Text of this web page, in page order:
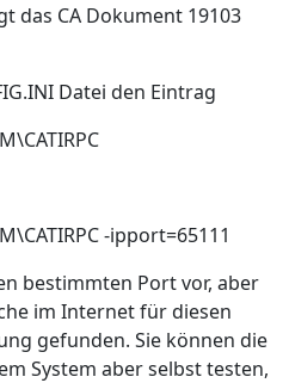
das CA Dokument 19103
Datei den Eintrag
-ipport=65111
bestimmten Port vor, aber
im Internet für diesen
gefunden. Sie können die
System aber selbst testen,